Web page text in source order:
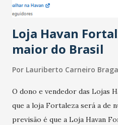
novembro. Em relação a
cresceu. De acordo com a
Loja Havan
maior do Brasil
Por Lauriberto Carneiro Braga
O dono e vendedor das Lojas
que a loja Fortaleza será a de
previsão é que a Loja Havan